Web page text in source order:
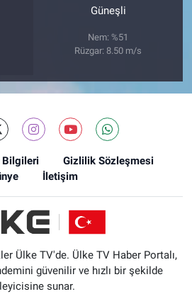
Güneşli
Nem: %51
Rüzgar: 8.50 m/s
Bilgileri
Gizlilik Sözleşmesi
İletişim
Ülke TV'de. Ülke TV Haber Portalı,
güvenilir ve hızlı bir şekilde
sunar.